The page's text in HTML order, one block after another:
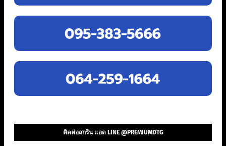
ติดต่อสกรีน แอด LINE @PREMIUMDTG